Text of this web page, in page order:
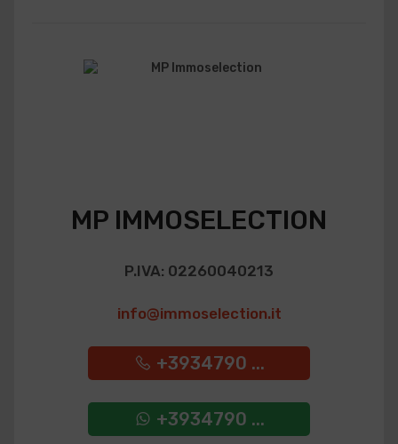
MP IMMOSELECTION
P.IVA: 02260040213
info@immoselection.it
+3934790 ...
+3934790 ...